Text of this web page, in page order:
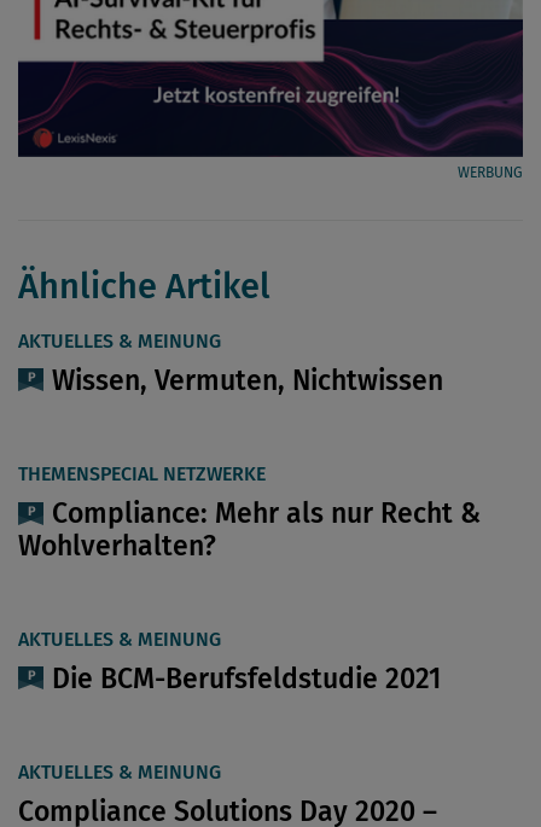
WERBUNG
Ähnliche Artikel
AKTUELLES & MEINUNG
Wissen, Vermuten, Nichtwissen
THEMENSPECIAL NETZWERKE
Compliance: Mehr als nur Recht &
Wohlverhalten?
AKTUELLES & MEINUNG
Die BCM-Berufsfeldstudie 2021
AKTUELLES & MEINUNG
Compliance Solutions Day 2020 –